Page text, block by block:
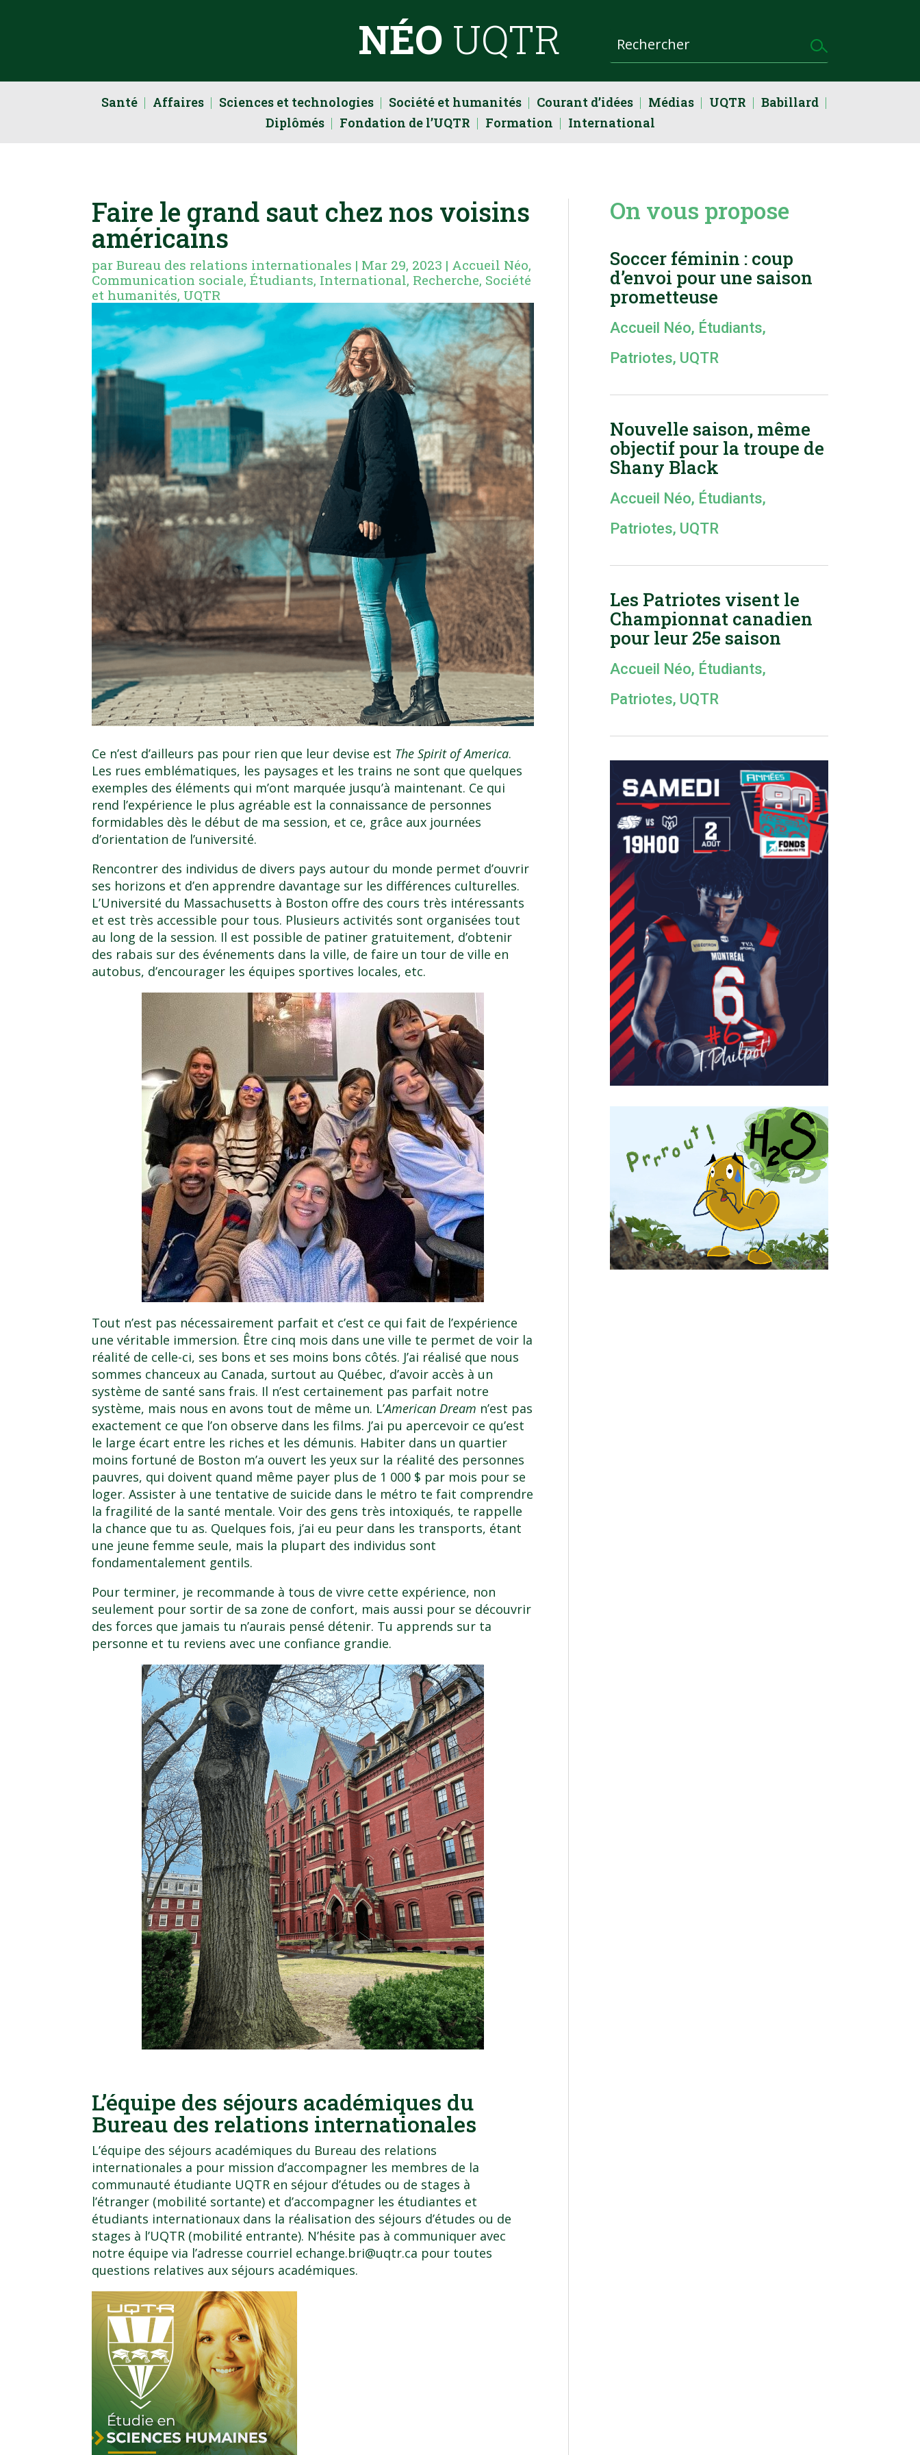
NÉO UQTR
Santé Affaires Sciences et technologies Société et humanités Courant d’idées Médias UQTR
Babillard
Diplômés
Fondation de l’UQTR Formation International
Faire le grand saut chez nos voisins
américains
parBureau des relations internationales | Mar 29, 2023 | Accueil Néo,
Communication sociale,Étudiants, International, Recherche, Société
et humanités, UQTR
Ce n’est d’ailleurs pas pour rien que leur devise est The Spirit of America.
Les rues emblématiques, les paysages et les trains ne sont que quelques
exemples des éléments qui m’ont marquée jusqu’à maintenant. Ce qui
rend l’expérience le plus agréable est la connaissance de personnes
formidables dès le début de ma session, et ce, grâce aux journées
d’orientation de l’université.
Rencontrer des individus de divers pays autour du monde permet d’ouvrir
ses horizons et d’en apprendre davantage sur les différences culturelles.
L’Université du Massachusetts à Boston offre des cours très intéressants
et est très accessible pour tous. Plusieurs activités sont organisées tout
au long de la session. Il est possible de patiner gratuitement, d’obtenir
des rabais sur des événements dans la ville, de faire un tour de ville en
autobus, d’encourager les équipes sportives locales, etc.
Tout n’est pas nécessairement parfait et c’est ce qui fait de l’expérience
une véritable immersion. Être cinq mois dans une ville te permet de voir la
réalité de celle-ci, ses bons et ses moins bons côtés. J’ai réalisé que nous
sommes chanceux au Canada, surtout au Québec, d’avoir accès à un
système de santé sans frais. Il n’est certainement pas parfait notre
système, mais nous en avons tout de même un. L’American Dream n’est pas
exactement ce que l’on observe dans les films. J’ai pu apercevoir ce qu’est
le large écart entre les riches et les démunis. Habiter dans un quartier
moins fortuné de Boston m’a ouvert les yeux sur la réalité des personnes
pauvres, qui doivent quand même payer plus de 1 000 $ par mois pour se
loger. Assister à une tentative de suicide dans le métro te fait comprendre
la fragilité de la santé mentale. Voir des gens très intoxiqués, te rappelle
la chance que tu as. Quelques fois, j’ai eu peur dans les transports, étant
une jeune femme seule, mais la plupart des individus sont
fondamentalement gentils.
Pour terminer, je recommande à tous de vivre cette expérience, non
seulement pour sortir de sa zone de confort, mais aussi pour se découvrir
des forces que jamais tu n’aurais pensé détenir. Tu apprends sur ta
personne et tu reviens avec une confiance grandie.
L’équipe des séjours académiques du
Bureau des relations internationales
L’équipe des séjours académiques du Bureau des relations
internationales a pour mission d’accompagner les membres de la
communauté étudiante UQTR en séjour d’études ou de stages à
l’étranger (mobilité sortante) et d’accompagner les étudiantes et
étudiants internationaux dans la réalisation des séjours d’études ou de
stages à l’UQTR (mobilité entrante). N’hésite pas à communiquer avec
notre équipe via l’adresse courriel echange.bri@uqtr.ca pour toutes
questions relatives aux séjours académiques.
On vous propose
Soccer féminin : coup
d’envoi pour une saison
prometteuse
Accueil Néo, Étudiants,
Patriotes, UQTR
Nouvelle saison, même
objectif pour la troupe de
Shany Black
Accueil Néo, Étudiants,
Patriotes, UQTR
Les Patriotes visent le
Championnat canadien
pour leur 25e saison
Accueil Néo, Étudiants,
Patriotes, UQTR